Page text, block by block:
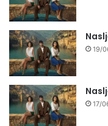
19/
17/